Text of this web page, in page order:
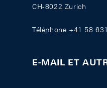
CH-8022 Zurich
Téléphone +41 58
E-MAIL ET